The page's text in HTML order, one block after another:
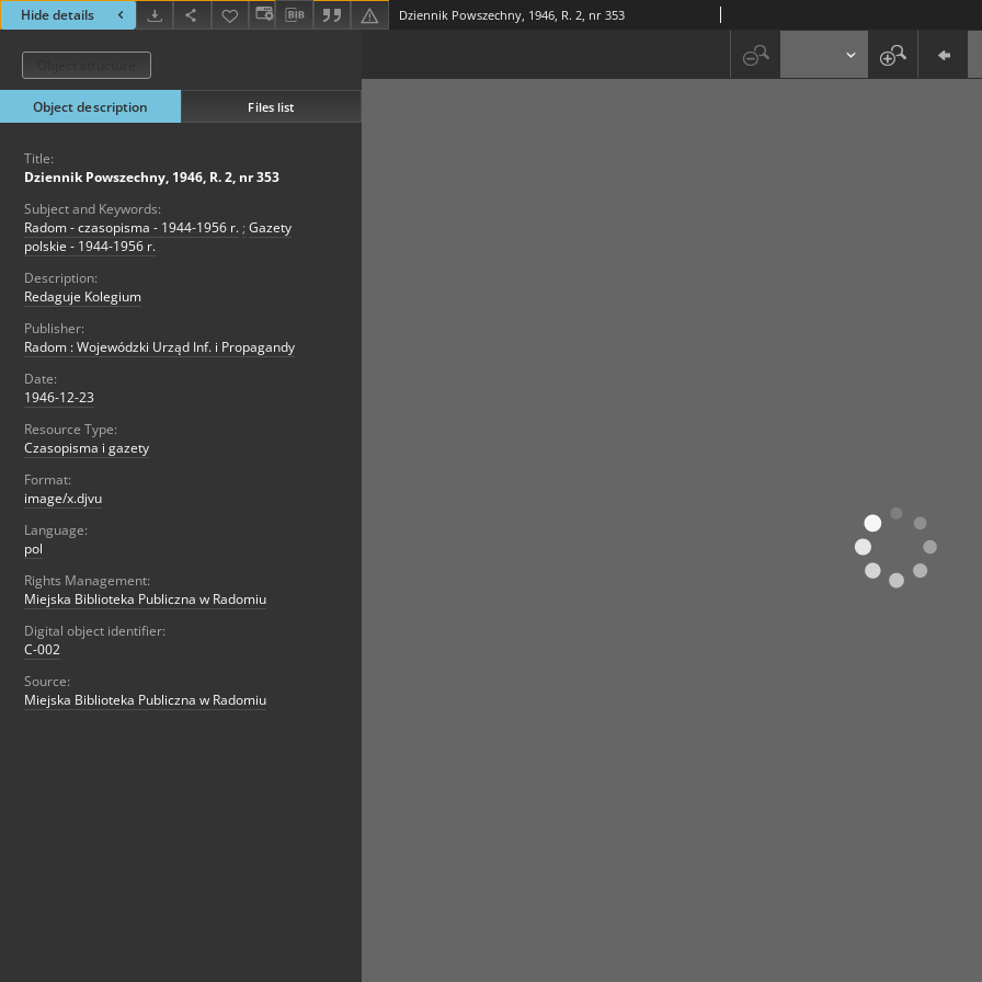
Hide details Dziennik Powszechny, 1946, R. 2, nr 353
Object description Files list
Title:
Dziennik Powszechny, 1946, R. 2, nr 353
Subject and Keywords:
Radom - czasopisma - 1944-1956 r. ; Gazety
polskie - 1944-1956 r.
Description:
Redaguje Kolegium
Publisher:
Radom : Wojewódzki Urząd Inf. i Propagandy
Date:
1946-12-23
Resource Type:
Czasopisma i gazety
Format:
image/x.djvu
Language:
pol
Rights Management:
Miejska Biblioteka Publiczna w Radomiu
Digital object identifier:
C-002
Source:
Miejska Biblioteka Publiczna w Radomiu